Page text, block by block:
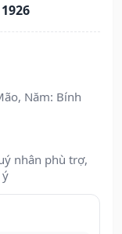
Năm: Bính
nhân phù trợ,